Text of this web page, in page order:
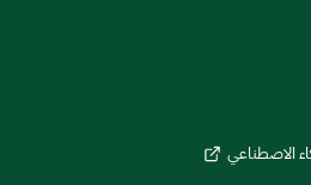
الاصطناعي